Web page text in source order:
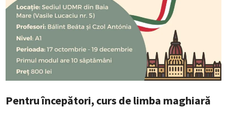
Pentru începători, curs de limba maghiară